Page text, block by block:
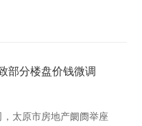
部分楼盘价钱微调
太原市房地产阛阓举座